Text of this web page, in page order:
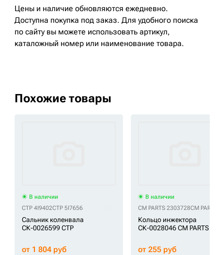
Цены и наличие обновляются ежедневно.
Доступна покупка под заказ. Для удобного поиска
по сайту вы можете использовать артикул,
каталожный номер или наименование товара.
Похожие товары
В наличии
CTP 4I9402CTP 5I7656
Сальник коленвала
СК-0026599 CTP
от 1 804 руб
В наличии
CM PARTS 2303728CM
Кольцо инжектора
СК-0028046 CM PARTS
от 255 руб